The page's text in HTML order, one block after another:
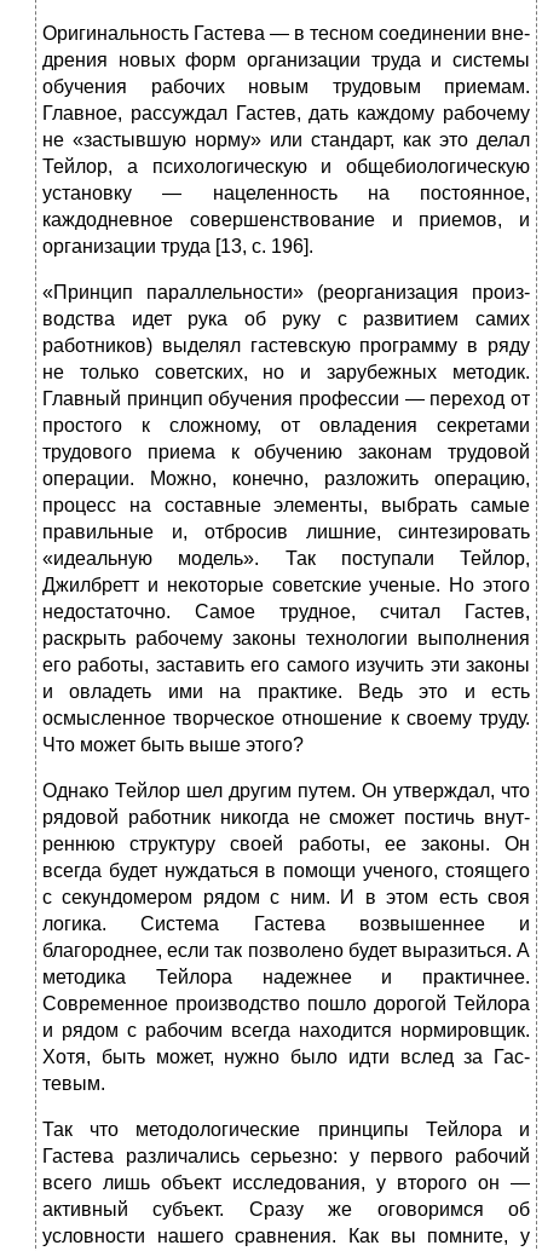
Оригинальность Гастева — в тесном соединении вне­
дрения новых форм организации труда и системы
обуче­ния рабочих новым трудовым приемам.
Главное, рассуж­дал Гастев, дать каждому рабочему
не «застывшую норму» или стандарт, как это делал
Тейлор, а психологи­ческую и общебиологическую
установку — нацеленность на постоянное,
каждодневное совершенствование и при­емов, и
организации труда [13, с. 196].
«Принцип параллельности» (реорганизация произ­
водства идет рука об руку с развитием самих
работни­ков) выделял гастевскую программу в ряду
не только советских, но и зарубежных методик.
Главный принцип обучения профессии — переход от
простого к сложному, от овладения секретами
трудового приема к обучению за­конам трудовой
операции. Можно, конечно, разложить операцию,
процесс на составные элементы, выбрать са­мые
правильные и, отбросив лишние, синтезировать
«идеальную модель». Так поступали Тейлор,
Джилбретт и некоторые советские ученые. Но этого
недостаточно. Самое трудное, считал Гастев,
раскрыть рабочему зако­ны технологии выполнения
его работы, заставить его са­мого изучить эти законы
и овладеть ими на практике. Ведь это и есть
осмысленное творческое отношение к своему труду.
Что может быть выше этого?
Однако Тейлор шел другим путем. Он утверждал, что
рядовой работник никогда не сможет постичь внут­
реннюю структуру своей работы, ее законы. Он
всегда будет нуждаться в помощи ученого, стоящего
с секун­домером рядом с ним. И в этом есть своя
логика. Систе­ма Гастева возвышеннее и
благороднее, если так позво­лено будет выразиться. А
методика Тейлора надежнее и практичнее.
Современное производство пошло дорогой Тейлора
и рядом с рабочим всегда находится нормиров­щик.
Хотя, быть может, нужно было идти вслед за Гас-
тевым.
Так что методологические принципы Тейлора и
Гастева различались серьезно: у первого рабочий
все­го лишь объект исследования, у второго он —
актив­ный субъект. Сразу же оговоримся об
условности на­шего сравнения. Как вы помните, у